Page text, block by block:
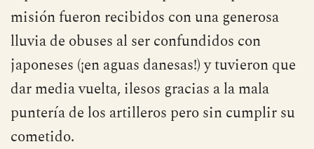
misión fueron recibidos con una generosa
lluvia de obuses al ser confundidos con
japoneses (¡en aguas danesas!) y tuvieron que
dar media vuelta, ilesos gracias a la mala
puntería de los artilleros pero sin cumplir su
cometido.